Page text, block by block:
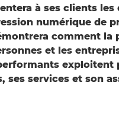
à ses clients
numérique de
comment
et les
exploitent
ses services et son